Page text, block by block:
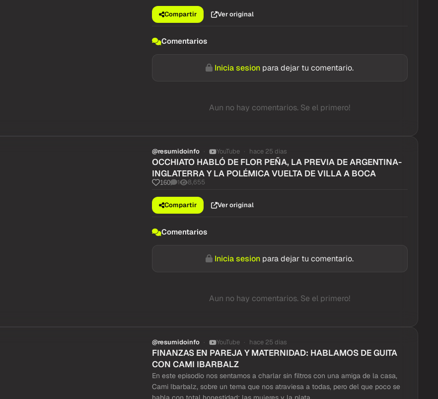
Compartir Ver original
Comentarios
Inicia sesion para dejar tu comentario.
Aun no hay comentarios. Se el primero!
@resumidoinfo YouTube hace 25 dias
OCCHIATO HABLÓ DE FLOR PEÑA, LA PREVIA DE ARGENTINA-
INGLATERRA Y LA POLÉMICA VUELTA DE VILLA A BOCA
160 1 8,655
Compartir Ver original
Comentarios
Inicia sesion para dejar tu comentario.
Aun no hay comentarios. Se el primero!
@resumidoinfo YouTube hace 25 dias
FINANZAS EN PAREJA Y MATERNIDAD: HABLAMOS DE GUITA
CON CAMI IBARBALZ
En este episodio nos sentamos a charlar sin filtros con una amiga de la casa,
Cami Ibarbalz, sobre un tema que nos atraviesa a todas, pero del que poco se